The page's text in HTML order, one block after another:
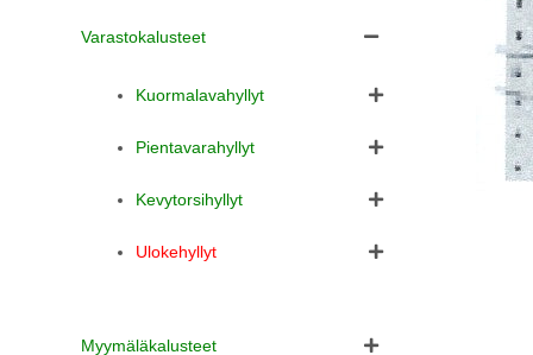
Varastokalusteet
Kuormalavahyllyt
Pientavarahyllyt
Kevytorsihyllyt
Ulokehyllyt
Myymäläkalusteet